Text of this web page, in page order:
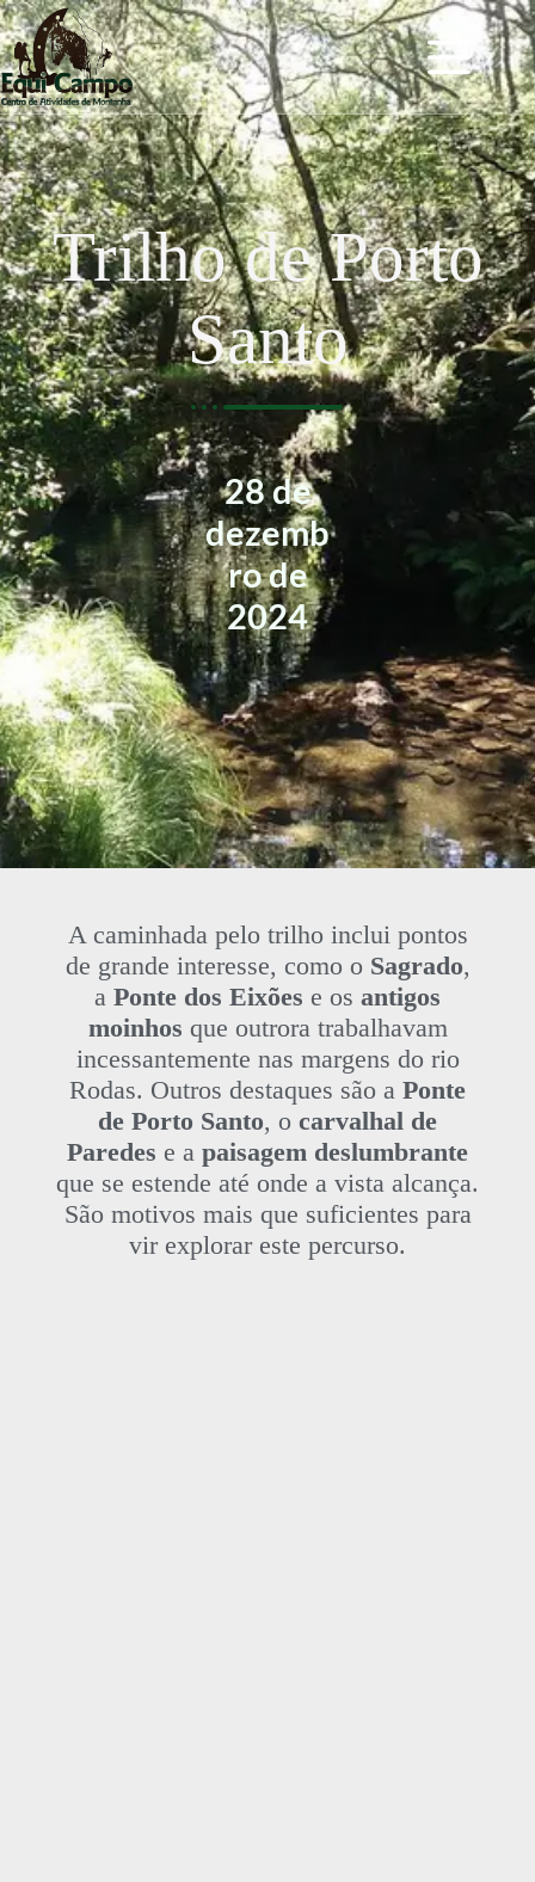
Trilho de Porto
Santo
28 de
dezemb
ro de
2024
A caminhada pelo trilho inclui pontos
de grande interesse, como o Sagrado,
a Ponte dos Eixões e os antigos
moinhos que outrora trabalhavam
incessantemente nas margens do rio
Rodas. Outros destaques são a Ponte
de Porto Santo, o carvalhal de
Paredes e a paisagem deslumbrante
que se estende até onde a vista alcança.
São motivos mais que suficientes para
vir explorar este percurso.